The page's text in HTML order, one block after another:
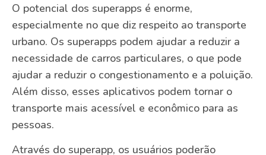
O potencial dos superapps é enorme,
especialmente no que diz respeito ao transporte
urbano. Os superapps podem ajudar a reduzir a
necessidade de carros particulares, o que pode
ajudar a reduzir o congestionamento e a poluição.
Além disso, esses aplicativos podem tornar o
transporte mais acessível e econômico para as
pessoas.
Através do superapp, os usuários poderão